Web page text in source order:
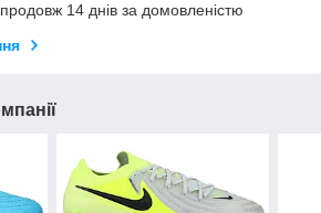
14 днів за домовленістю